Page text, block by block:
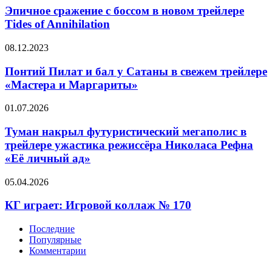
с
боссом
в
трейлере
of
Annihilation
Эпичное сражение с боссом в новом трейлере
Tides of Annihilation
Понтий
и
бал
у
в
трейлере
«Мастера
и
08.12.2023
Понтий Пилат и бал у Сатаны в свежем трейлере
«Мастера и Маргариты»
Туман
футуристический
мегаполис
в
трейлере
режиссёра
Рефна
личный
01.07.2026
Туман накрыл футуристический мегаполис в
трейлере ужастика режиссёра Николаса Рефна
«Её личный ад»
КГ
Игровой
05.04.2026
КГ играет: Игровой коллаж № 170
Последние
Популярные
Комментарии